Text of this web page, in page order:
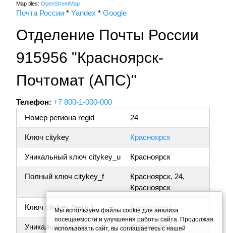
Map tiles: OpenStreetMap
Почта России * Yandex * Google
Отделение Почты России
915956 "Красноярск-
Почтомат (АПС)"
Телефон: +7 800-1-000-000
Номер региона regid
24
Ключ citykey Красноярск
Уникальный ключ citykey_u Красноярск
Полный ключ citykey_f
Красноярск, 24,
Красноярск
Ключ citykey (англ.) Krasnoyarsk
Уникальный ключ
Krasnoyarsk
Мы используем файлы cookie для анализа
посещаемости и улучшения работы сайта. Продолжая
использовать сайт, вы соглашаетесь с нашей